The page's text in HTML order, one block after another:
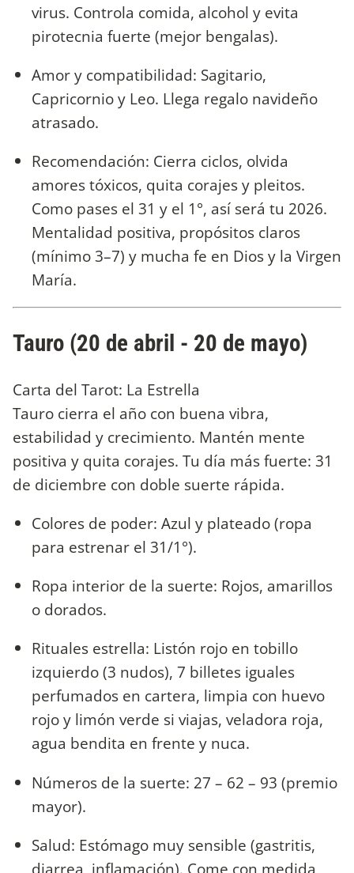
virus. Controla comida, alcohol y evita
pirotecnia fuerte (mejor bengalas).
Amor y compatibilidad: Sagitario,
Capricornio y Leo. Llega regalo navideño
atrasado.
Recomendación: Cierra ciclos, olvida
amores tóxicos, quita corajes y pleitos.
Como pases el 31 y el 1°, así será tu 2026.
Mentalidad positiva, propósitos claros
(mínimo 3–7) y mucha fe en Dios y la Virgen
María.
Tauro (20 de abril - 20 de mayo)
Carta del Tarot: La Estrella
Tauro cierra el año con buena vibra,
estabilidad y crecimiento. Mantén mente
positiva y quita corajes. Tu día más fuerte: 31
de diciembre con doble suerte rápida.
Colores de poder: Azul y plateado (ropa
para estrenar el 31/1°).
Ropa interior de la suerte: Rojos, amarillos
o dorados.
Rituales estrella: Listón rojo en tobillo
izquierdo (3 nudos), 7 billetes iguales
perfumados en cartera, limpia con huevo
rojo y limón verde si viajas, veladora roja,
agua bendita en frente y nuca.
Números de la suerte: 27 – 62 – 93 (premio
mayor).
Salud: Estómago muy sensible (gastritis,
diarrea, inflamación). Come con medida,